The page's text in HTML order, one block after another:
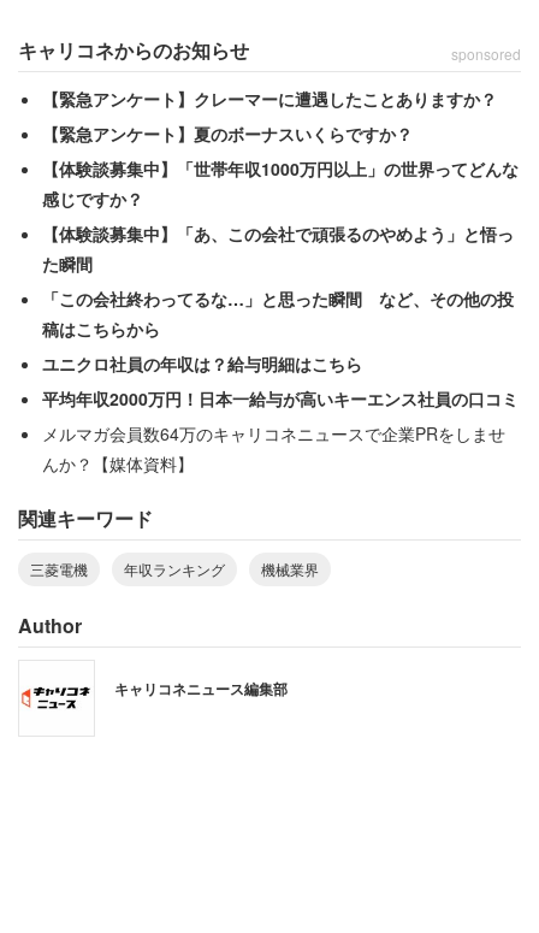
機械業界の年収ランキング
1位：三菱電機（平均年収603万円）
2017年度は売上高4兆4311億円で、利益も含めて過去最高
の業績となった「三菱電機」。2018年春闘では月額1500
円のベースアップ（ベア）を回答し、賞与は過去最高の
キャリコネからのお知らせ sponsored
【緊急アンケート】クレーマーに遭遇したことありますか？
【緊急アンケート】夏のボーナスいくらですか？
【体験談募集中】「世帯年収1000万円以上」の世界ってどんな
感じですか？
【体験談募集中】「あ、この会社で頑張るのやめよう」と悟っ
た瞬間
「この会社終わってるな…」と思った瞬間 など、その他の投
稿はこちらから
ユニクロ社員の年収は？給与明細はこちら
平均年収2000万円！日本一給与が高いキーエンス社員の口コミ
メルマガ会員数64万のキャリコネニュースで企業PRをしませ
んか？【媒体資料】
関連キーワード
三菱電機 年収ランキング 機械業界
Author
キャリコネニュース編集部